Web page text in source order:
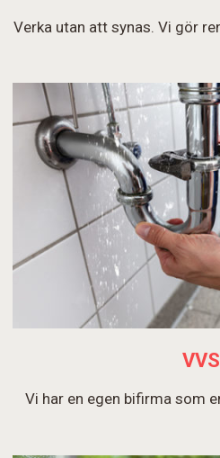
Verka utan att synas. Vi gör
VVS
Vi har en egen bifirma som